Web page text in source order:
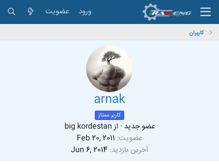
ورود عضویت
کاربران
arnak
کاربر ممتاز
عضو جدید · ازbig kordestan
عضویت Feb 20, 2011
آخرین بازدید Jun 6, 2014